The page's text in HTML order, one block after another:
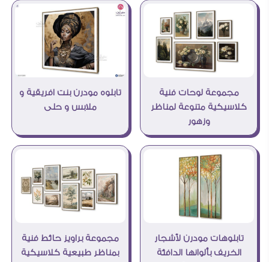
مجموعة لوحات فنية
كلاسيكية متنوعة لمناظر
وزهور
تابلوه مودرن بنت افريقية و
ملابس و حلى
تابلوهات مودرن لأشجار
الخريف بألوانها الدافئة
مجموعة براويز حائط فنية
بمناظر طبيعية كلاسيكية